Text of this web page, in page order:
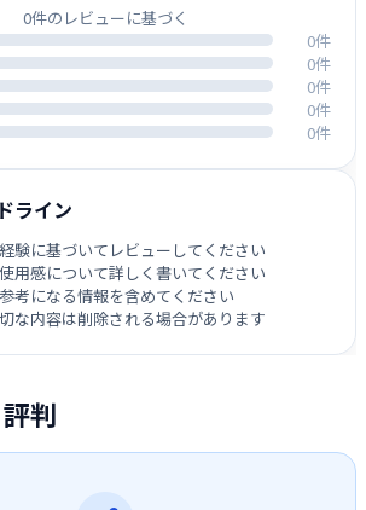
判
0件のレビューに基づく
0件
0件
0件
0件
0件
ライン
験に基づいてレビューしてください
用感について詳しく書いてください
考になる情報を含めてください
な内容は削除される場合があります